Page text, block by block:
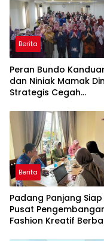
Berita
Peran Bundo
dan Niniak Mamak
Strategis Cegah
Berita
Padang Panjang
Pusat
Fashion Kreatif